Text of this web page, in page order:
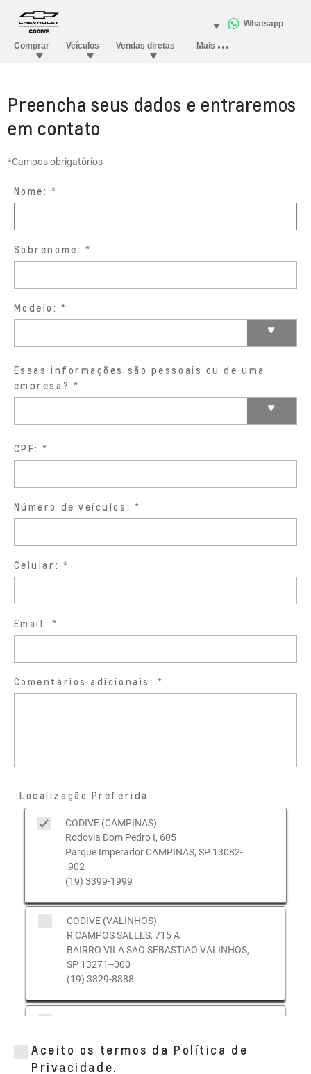
Preencha seus dados e entraremos
em contato
*Campos obrigatórios
Nome:
Sobrenome:
Modelo:
Essas informações são pessoais ou de uma
empresa?
CPF:
Número de veículos:
Celular:
Email:
Comentários adicionais:
Localização Preferida
CODIVE (CAMPINAS)
Rodovia Dom Pedro I, 605
Parque Imperador CAMPINAS, SP 13082-
-902
(19) 3399-1999
CODIVE (VALINHOS)
R CAMPOS SALLES, 715 A
BAIRRO VILA SAO SEBASTIAO VALINHOS,
SP 13271--000
(19) 3829-8888
BAIRRO JARDIM SAO MATHEUS VINHEDO,
SP 13280--000
Aceito os termos da Política de
Privacidade.